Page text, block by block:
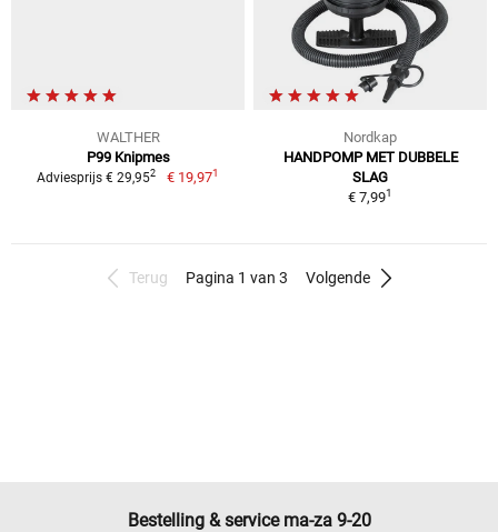
WALTHER
P99 Knipmes
Adviesprijs € 29,952 € 19,971
Nordkap
HANDPOMP MET DUBBELE
SLAG
€ 7,991
Terug Pagina 1 van 3 Volgende
Bestelling & service ma-za 9-20